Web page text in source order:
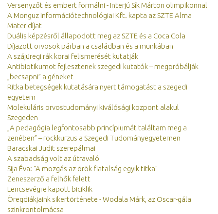
Versenyzőt és embert formálni - Interjú Sík Márton olimpikonnal
A Monguz Információtechnológiai Kft. kapta az SZTE Alma
Mater díjat
Duális képzésről állapodott meg az SZTE és a Coca Cola
Díjazott orvosok párban a családban és a munkában
A szájüregi rák korai felismerését kutatják
Antibiotikumot fejlesztenek szegedi kutatók – megpróbálják
„becsapni” a géneket
Ritka betegségek kutatására nyert támogatást a szegedi
egyetem
Molekuláris orvostudományi kiválósági központ alakul
Szegeden
„A pedagógia legfontosabb princípiumát találtam meg a
zenében” – rockkurzus a Szegedi Tudományegyetemen
Baracskai Judit szerepálmai
A szabadság volt az útravaló
Sija Éva: "A mozgás az örök fiatalság egyik titka"
Zeneszerző a felhők felett
Lencsevégre kapott biciklik
Öregdiákjaink sikertörténete - Wodala Márk, az Oscar-gála
szinkrontolmácsa